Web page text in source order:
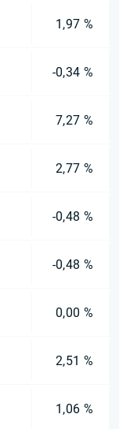
1,97 %
-0,34 %
7,27 %
2,77 %
-0,48 %
-0,48 %
0,00 %
2,51 %
1,06 %